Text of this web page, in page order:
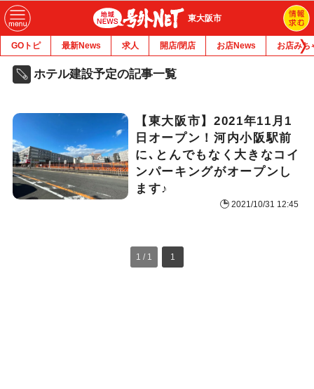
東大阪市
GOトピ 最新News 求人 開店/閉店 お店News お店みち
ホテル建設予定の記事一覧
【東大阪市】2021年11月1
日オープン！河内小阪駅前
に､とんでもなく大きなコイ
ンパーキングがオープンし
ます♪
2021/10/31 12:45
1 / 1 1